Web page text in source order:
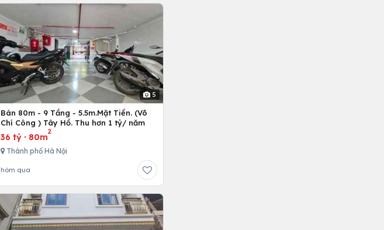
5
Bán 80m - 9 Tầng - 5.5m.Mặt Tiền. (Võ
Chí Công ) Tây Hồ. Thu hơn 1 tỷ/ năm
36 tỷ· 80m
2
Thành phố Hà Nội
hôm qua